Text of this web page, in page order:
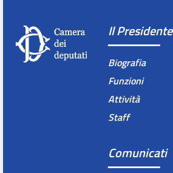
Il Presidente
Biografia
Funzioni
Attività
Staff
Comunicati